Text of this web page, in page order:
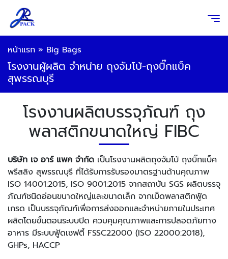
หน้าแรก » Big Bags
โรงงานผู้ผลิต จำหน่าย ถุงจัมโบ้-ถุงบิ๊กแบ็ค
สุพรรณบุรี
โรงงานผลิตบรรจุภัณฑ์ ถุง
พลาสติกขนาดใหญ่ FIBC
บริษัท เจ อาร์ แพค จำกัด เป็นโรงงานผลิตถุงจัมโบ้ ถุงบิ๊กแบ็ค
พรีสลิง สุพรรณบุรี ที่ได้รับการรับรองมาตรฐานด้านคุณภาพ
ISO 14001:2015, ISO 9001:2015 จากสถาบัน SGS ผลิตบรรจุ
ภัณฑ์ชนิดอ่อนขนาดใหญ่และขนาดเล็ก จากเม็ดพลาสติกฟู้ด
เกรด เป็นบรรจุภัณฑ์เพื่อการส่งออกและจำหน่ายภายในประเทศ
ผลิตโดยขั้นตอนระบบปิด ควบคุมคุณภาพและการปลอดภัยทาง
อาหาร มีระบบฟู้ดเซฟตี้ FSSC22000 (ISO 22000:2018),
GHPs, HACCP